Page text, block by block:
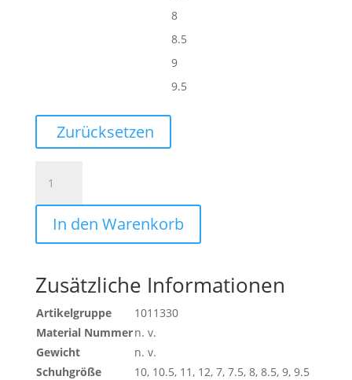
8
8.5
9
9.5
Zurücksetzen
SUPERGRIP+
HN
MengeIn den Warenkorb
Zusätzliche Informationen
Artikelgruppe
1011330
Material Nummern. v.
Gewicht
n. v.
Schuhgröße
10, 10.5, 11, 12, 7, 7.5, 8, 8.5, 9, 9.5